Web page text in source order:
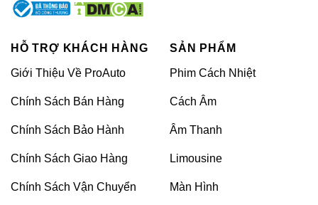
>>XEM THÊM:
bạn?
chính hãng
Dưới đây là bảng thông số kỹ thuật của camera 360
Khẩu độ
HỖ TRỢ KHÁCH HÀNG
Giới Thiệu Về ProAuto
Chính Sách Bán Hàng
Chính Sách Bảo Hành
Chính Sách Giao Hàng
Chính Sách Vận Chuyển
SẢN PHẨM
Phim Cách Nhiệt
Cách Âm
Âm Thanh
Limousine
Màn Hình